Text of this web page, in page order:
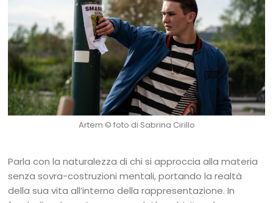
Artem © foto di Sabrina Cirillo
Parla con la naturalezza di chi si approccia alla materia
senza sovra-costruzioni mentali, portando la realtà
della sua vita all’interno della rappresentazione. In